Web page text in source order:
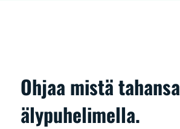
Ohjaa mistä tahansa
älypuhelimella.